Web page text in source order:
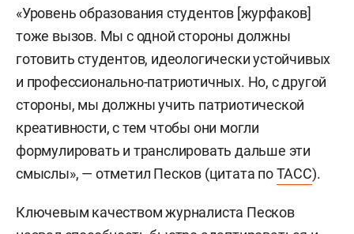
«Уровень образования студентов [журфаков]
тоже вызов. Мы с одной стороны должны
готовить студентов, идеологически устойчивых
и профессионально-патриотичных. Но, с другой
стороны, мы должны учить патриотической
креативности, с тем чтобы они могли
формулировать и транслировать дальше эти
смыслы», — отметил Песков (цитата поТАСС).
Ключевым качеством журналиста Песков